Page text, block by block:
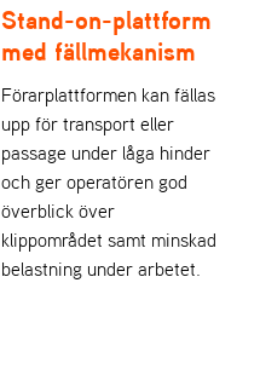
Stand-on-plattform
med fällmekanism
Förarplattformen kan fällas
upp för transport eller
passage under låga hinder
och ger operatören god
överblick över
klippområdet samt minskad
belastning under arbetet.